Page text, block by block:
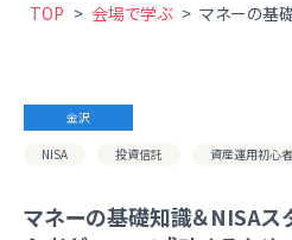
TOP > 会場で学ぶ > マネーの基
金沢
NISA 投資信託 資産運用初心者
マネーの基礎知識＆NISAス